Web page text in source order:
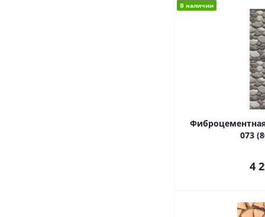
В наличии
073
4